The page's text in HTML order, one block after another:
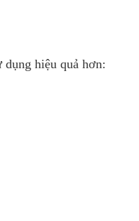
hiệu quả hơn: